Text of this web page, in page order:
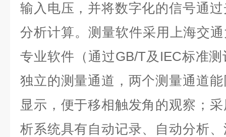
输入电压，并将数字化的信号通
分析计算。测量软件采用上海交
专业软件（通过GB/T及IEC标准
独立的测量通道，两个测量通道
显示，便于移相触发角的观察；
析系统具有自动记录、自动分析